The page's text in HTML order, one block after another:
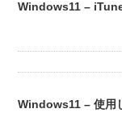
Windows11 –
Windows11 – 使用